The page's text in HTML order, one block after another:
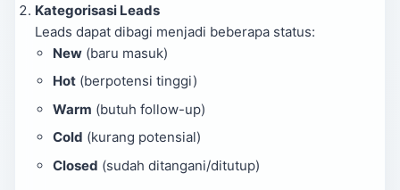
Kategorisasi Leads
Leads dapat dibagi menjadi beberapa status:
New (baru masuk)
Hot (berpotensi tinggi)
Warm (butuh follow-up)
Cold (kurang potensial)
Closed (sudah ditangani/ditutup)